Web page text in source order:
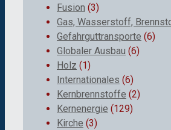
Fusion (3)
Gas, Wasserstoff,
Gefahrguttransporte (6)
Globaler Ausbau (6)
Holz (1)
Internationales (6)
Kernbrennstoffe (2)
Kernenergie (129)
Kirche (3)